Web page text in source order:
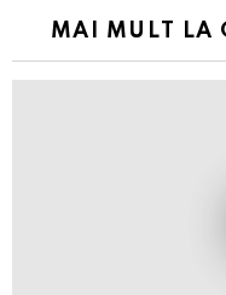
MAI MULT LA